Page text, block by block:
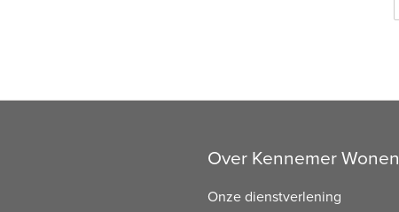
Over Kennemer Wonen
Onze dienstverlening